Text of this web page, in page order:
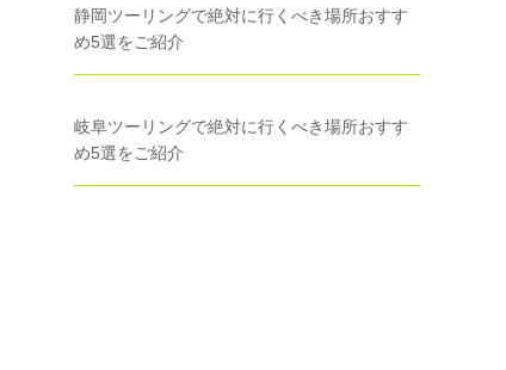
静岡ツーリングで絶対に行くべき場所おすす
め5選をご紹介
岐阜ツーリングで絶対に行くべき場所おすす
め5選をご紹介